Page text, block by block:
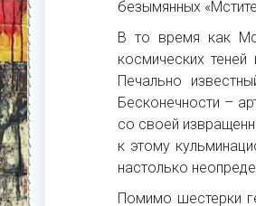
безымянных
В то время как
космических
Печально
Бесконечности –
со своей
к этому
настолько
Помимо шестерки